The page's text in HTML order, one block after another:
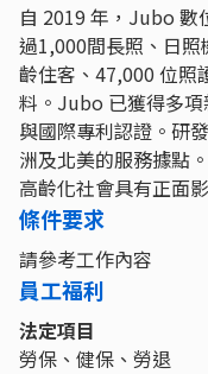
自 2019 年，Jubo 數
過1,000間長照、日
齡住客、47,000 位照
料。Jubo 已獲得多
與國際專利認證。研
洲及北美的服務據點
高齡化社會具有正面
條件要求
請參考工作內容
員工福利
法定項目
勞保、健保、勞退